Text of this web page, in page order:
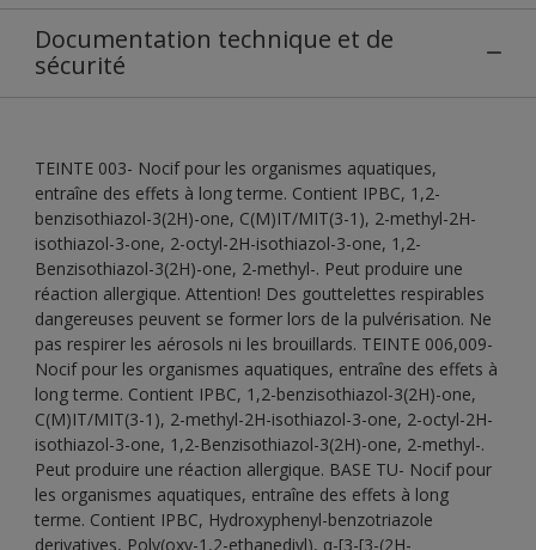
Documentation technique et de
sécurité
TEINTE 003- Nocif pour les organismes aquatiques,
entraîne des effets à long terme. Contient IPBC, 1,2-
benzisothiazol-3(2H)-one, C(M)IT/MIT(3-1), 2-methyl-2H-
isothiazol-3-one, 2-octyl-2H-isothiazol-3-one, 1,2-
Benzisothiazol-3(2H)-one, 2-methyl-. Peut produire une
réaction allergique. Attention! Des gouttelettes respirables
dangereuses peuvent se former lors de la pulvérisation. Ne
pas respirer les aérosols ni les brouillards. TEINTE 006,009-
Nocif pour les organismes aquatiques, entraîne des effets à
long terme. Contient IPBC, 1,2-benzisothiazol-3(2H)-one,
C(M)IT/MIT(3-1), 2-methyl-2H-isothiazol-3-one, 2-octyl-2H-
isothiazol-3-one, 1,2-Benzisothiazol-3(2H)-one, 2-methyl-.
Peut produire une réaction allergique. BASE TU- Nocif pour
les organismes aquatiques, entraîne des effets à long
terme. Contient IPBC, Hydroxyphenyl-benzotriazole
derivatives, Poly(oxy-1,2-ethanediyl), α-[3-[3-(2H-